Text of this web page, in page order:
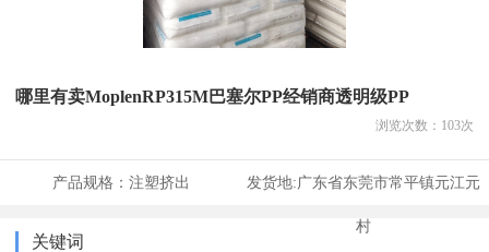
哪里有卖MoplenRP315M巴塞尔PP经销商透明级PP
浏览次数： 103次
产品规格： 注塑挤出 发货地:广东省东莞市常平镇元江元
村
关键词